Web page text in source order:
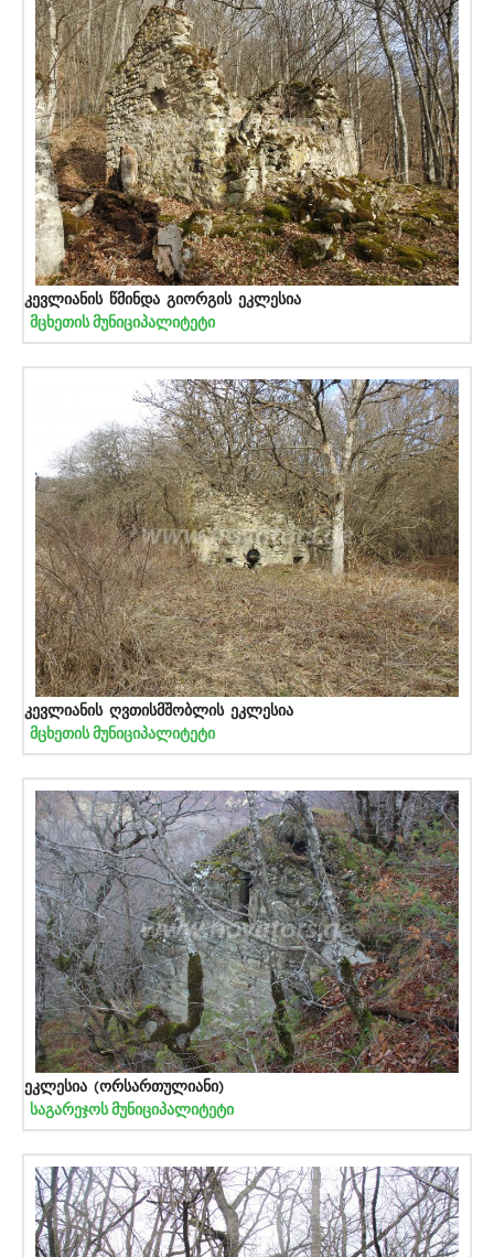
კევლიანის წმინდა გიორგის ეკლესია
მცხეთის მუნიციპალიტეტი
კევლიანის ღვთისმშობლის ეკლესია
მცხეთის მუნიციპალიტეტი
ეკლესია (ორსართულიანი)
საგარეჯოს მუნიციპალიტეტი